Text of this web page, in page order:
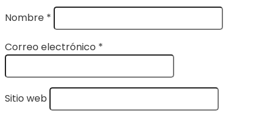
Nombre *
Correo electrónico *
Sitio web